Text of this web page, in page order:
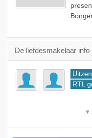
De liefdesmakelaar info
RTL
▼